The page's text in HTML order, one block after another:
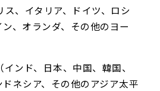
、イタリア、ドイツ、ロシ
、オランダ、その他のヨー
ンド、日本、中国、韓国、
ネシア、その他のアジア太平